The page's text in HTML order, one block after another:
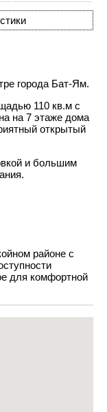
города Бат-Ям.
110 кв.м с
на 7 этаже дома
открытый
и большим
районе с
для комфортной